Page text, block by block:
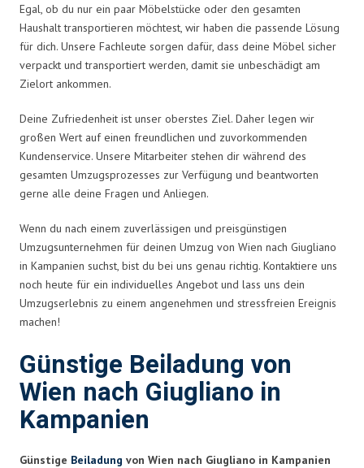
Egal, ob du nur ein paar Möbelstücke oder den gesamten
Haushalt transportieren möchtest, wir haben die passende Lösung
für dich. Unsere Fachleute sorgen dafür, dass deine Möbel sicher
verpackt und transportiert werden, damit sie unbeschädigt am
Zielort ankommen.
Deine Zufriedenheit ist unser oberstes Ziel. Daher legen wir
großen Wert auf einen freundlichen und zuvorkommenden
Kundenservice. Unsere Mitarbeiter stehen dir während des
gesamten Umzugsprozesses zur Verfügung und beantworten
gerne alle deine Fragen und Anliegen.
Wenn du nach einem zuverlässigen und preisgünstigen
Umzugsunternehmen für deinen Umzug von Wien nach Giugliano
in Kampanien suchst, bist du bei uns genau richtig. Kontaktiere uns
noch heute für ein individuelles Angebot und lass uns dein
Umzugserlebnis zu einem angenehmen und stressfreien Ereignis
machen!
Günstige Beiladung von
Wien nach Giugliano in
Kampanien
Günstige Beiladung von Wien nach Giugliano in Kampanien